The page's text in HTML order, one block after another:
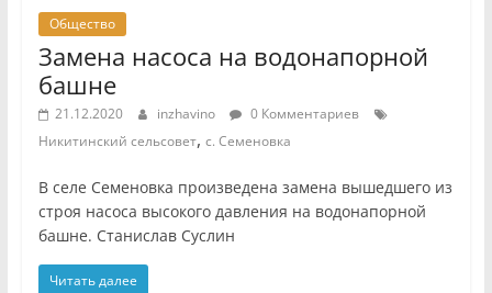
Общество
Замена насоса на водонапорной
башне
21.12.2020 inzhavino
0 Комментариев
Никитинский сельсовет, с. Семеновка
В селе Семеновка произведена замена вышедшего из
строя насоса высокого давления на водонапорной
башне. Станислав Суслин
Читать далее